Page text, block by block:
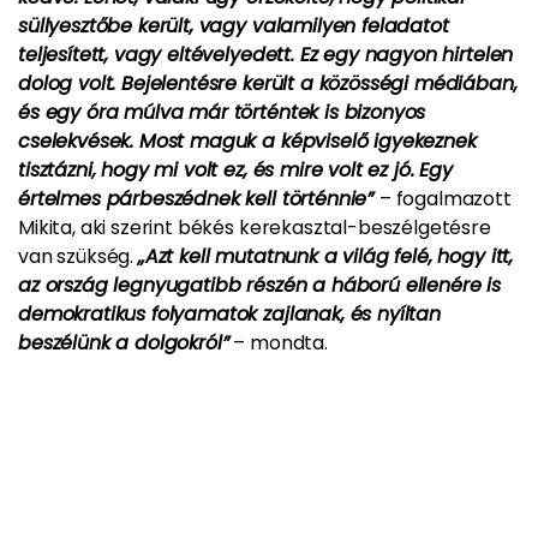
süllyesztőbe került, vagy valamilyen feladatot
teljesített, vagy eltévelyedett. Ez egy nagyon hirtelen
dolog volt. Bejelentésre került a közösségi médiában,
és egy óra múlva már történtek is bizonyos
cselekvések. Most maguk a képviselő igyekeznek
tisztázni, hogy mi volt ez, és mire volt ez jó. Egy
értelmes párbeszédnek kell történnie”– fogalmazott
Mikita, aki szerint békés kerekasztal-beszélgetésre
van szükség.„Azt kell mutatnunk a világ felé, hogy itt,
az ország legnyugatibb részén a háború ellenére is
demokratikus folyamatok zajlanak, és nyíltan
beszélünk a dolgokról”– mondta.